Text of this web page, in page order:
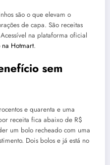
são o que elevam o
de capa. São receitas
na plataforma oficial
Hotmart.
sem
e quarenta e uma
receita fica abaixo de R$
um bolo recheado com uma
Dois bolos e já está no